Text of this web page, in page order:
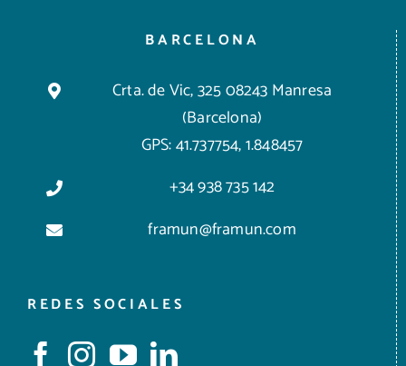
BARCELONA
Crta. de Vic, 325 08243 Manresa
(Barcelona)
GPS: 41.737754, 1.848457
+34 938 735 142
framun@framun.com
REDES SOCIALES